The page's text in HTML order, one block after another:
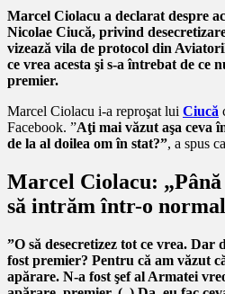
Marcel Ciolacu a declarat despre
Nicolae Ciucă, privind
vizează vila de protocol din
ce vrea acesta şi s-a întrebat de ce
premier.
Marcel Ciolacu i-a reproşat lui Ciucă
Facebook. ”Aţi mai văzut aşa ceva
de la al doilea om în stat?”, a spus
Marcel Ciolacu: „
să intrăm într-o
”O să desecretizez tot ce vrea. Dar
fost premier? Pentru că am văzut
apărare. N-a fost şef al Armatei